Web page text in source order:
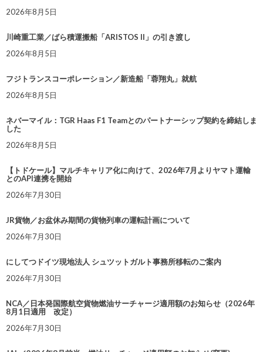
2026年8月5日
川崎重工業／ばら積運搬船「ARISTOS II」の引き渡し
2026年8月5日
フジトランスコーポレーション／新造船「蓉翔丸」就航
2026年8月5日
ネバーマイル：TGR Haas F1 Teamとのパートナーシップ契約を締結しま
した
2026年8月5日
【トドケール】マルチキャリア化に向けて、2026年7月よりヤマト運輸
とのAPI連携を開始
2026年7月30日
JR貨物／お盆休み期間の貨物列車の運転計画について
2026年7月30日
にしてつドイツ現地法人 シュツットガルト事務所移転のご案内
2026年7月30日
NCA／日本発国際航空貨物燃油サーチャージ適用額のお知らせ（2026年
8月1日適用 改定）
2026年7月30日